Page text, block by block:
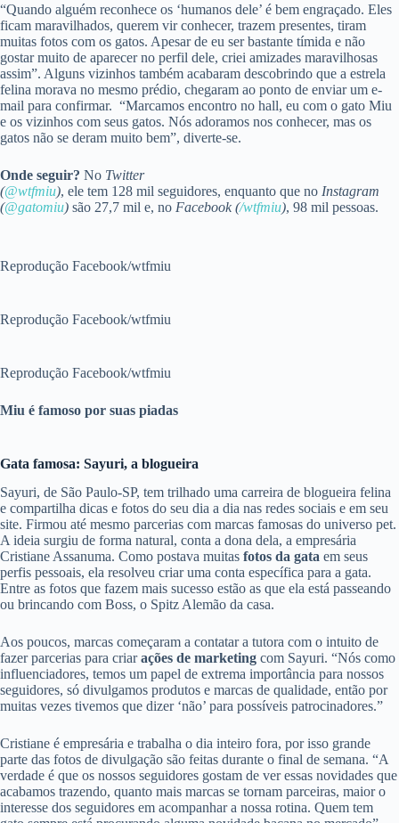
“Quando alguém reconhece os ‘humanos dele’ é bem engraçado. Eles
ficam maravilhados, querem vir conhecer, trazem presentes, tiram
muitas fotos com os gatos. Apesar de eu ser bastante tímida e não
gostar muito de aparecer no perfil dele, criei amizades maravilhosas
assim”. Alguns vizinhos também acabaram descobrindo que a estrela
felina morava no mesmo prédio, chegaram ao ponto de enviar um e-
mail para confirmar. “Marcamos encontro no hall, eu com o gato Miu
e os vizinhos com seus gatos. Nós adoramos nos conhecer, mas os
gatos não se deram muito bem”, diverte-se.
Onde seguir? No Twitter
(@wtfmiu), ele tem 128 mil seguidores, enquanto que no Instagram
(@gatomiu) são 27,7 mil e, no Facebook (/wtfmiu), 98 mil pessoas.
Reprodução Facebook/wtfmiu
Reprodução Facebook/wtfmiu
Reprodução Facebook/wtfmiu
Miu é famoso por suas piadas
Gata famosa: Sayuri, a blogueira
Sayuri, de São Paulo-SP, tem trilhado uma carreira de blogueira felina
e compartilha dicas e fotos do seu dia a dia nas redes sociais e em seu
site. Firmou até mesmo parcerias com marcas famosas do universo pet.
A ideia surgiu de forma natural, conta a dona dela, a empresária
Cristiane Assanuma. Como postava muitas fotos da gata em seus
perfis pessoais, ela resolveu criar uma conta específica para a gata.
Entre as fotos que fazem mais sucesso estão as que ela está passeando
ou brincando com Boss, o Spitz Alemão da casa.
Aos poucos, marcas começaram a contatar a tutora com o intuito de
fazer parcerias para criarações de marketing com Sayuri. “Nós como
influenciadores, temos um papel de extrema importância para nossos
seguidores, só divulgamos produtos e marcas de qualidade, então por
muitas vezes tivemos que dizer ‘não’ para possíveis patrocinadores.”
Cristiane é empresária e trabalha o dia inteiro fora, por isso grande
parte das fotos de divulgação são feitas durante o final de semana. “A
verdade é que os nossos seguidores gostam de ver essas novidades que
acabamos trazendo, quanto mais marcas se tornam parceiras, maior o
interesse dos seguidores em acompanhar a nossa rotina. Quem tem